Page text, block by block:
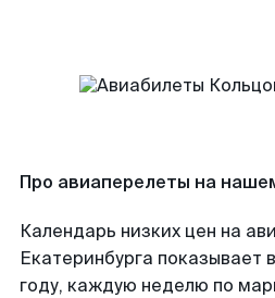
Про авиаперелеты на
Календарь низких цен на
Екатеринбурга показывает
году, каждую неделю по